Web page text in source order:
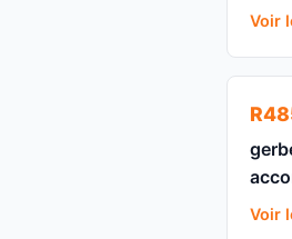
Voir
Voir